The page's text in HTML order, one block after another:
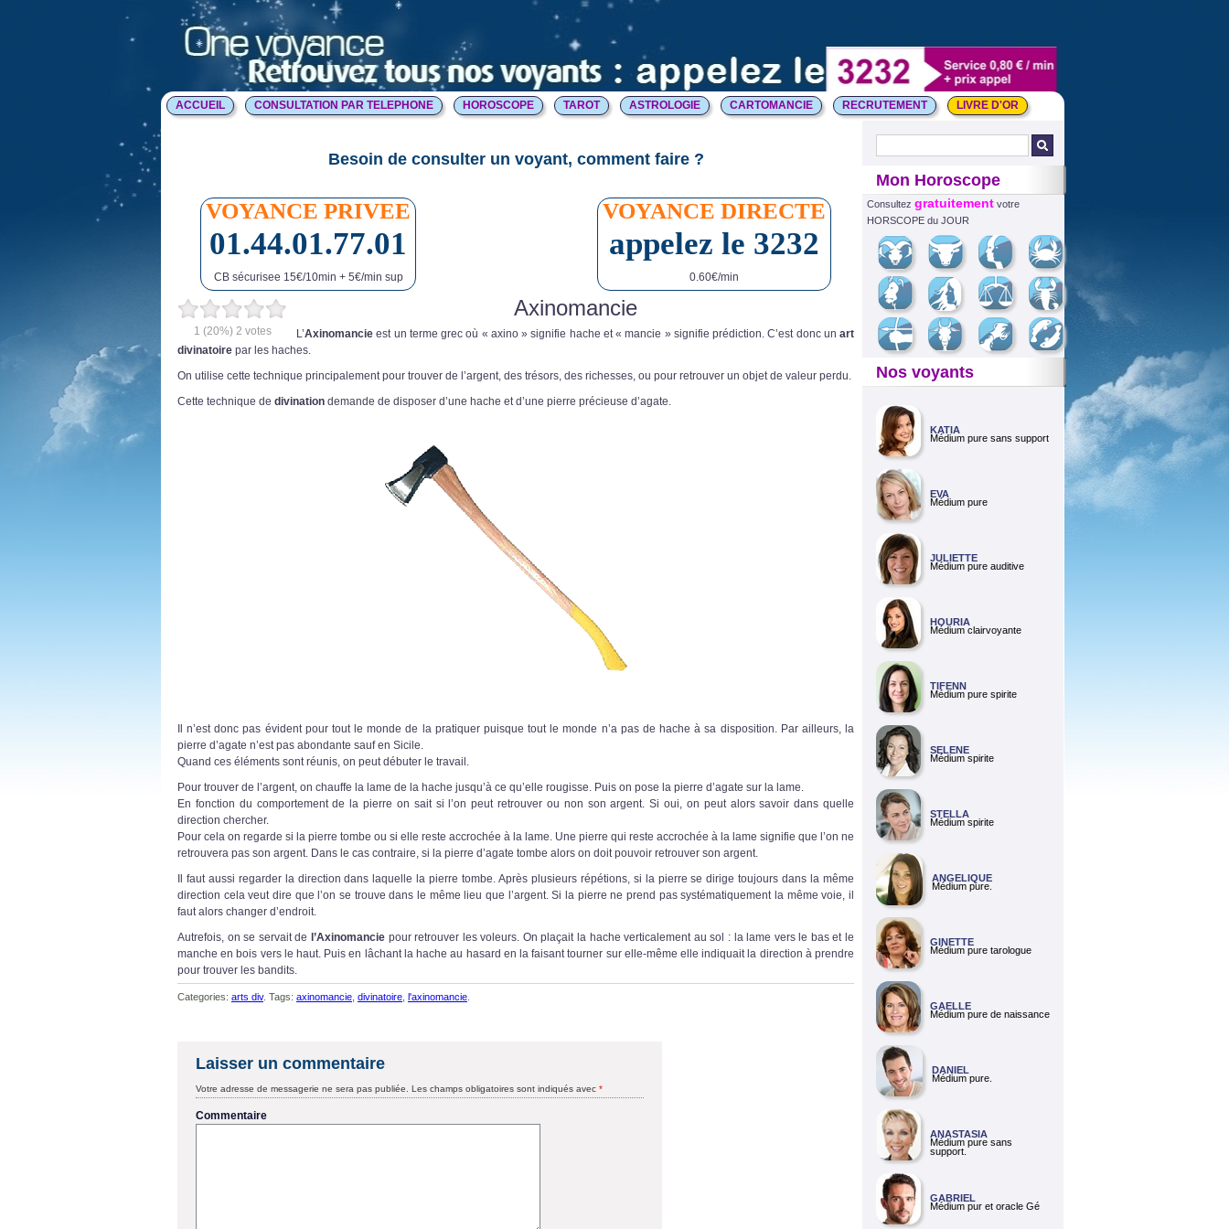
ACCUEIL CONSULTATION PAR TELEPHONE HOROSCOPE TAROT ASTROLOGIE CARTOMANCIE RECRUTEMENT LIVRE D'OR
Besoin de consulter un voyant, comment faire ?
VOYANCE PRIVEE
01.44.01.77.01
CB sécurisee 15€/10min + 5€/min sup
VOYANCE DIRECTE
appelez le 3232
0.60€/min
1 (20%) 2 votes
Axinomancie
L’Axinomancie est un terme grec où « axino » signifie hache et « mancie » signifie prédiction. C’est donc un art
divinatoire par les haches.
On utilise cette technique principalement pour trouver de l’argent, des trésors, des richesses, ou pour retrouver un objet de valeur perdu.
Cette technique de divination demande de disposer d’une hache et d’une pierre précieuse d’agate.
Il n’est donc pas évident pour tout le monde de la pratiquer puisque tout le monde n’a pas de hache à sa disposition. Par ailleurs, la
pierre d’agate n’est pas abondante sauf en Sicile.
Quand ces éléments sont réunis, on peut débuter le travail.
Pour trouver de l’argent, on chauffe la lame de la hache jusqu’à ce qu’elle rougisse. Puis on pose la pierre d’agate sur la lame.
En fonction du comportement de la pierre on sait si l’on peut retrouver ou non son argent. Si oui, on peut alors savoir dans quelle
direction chercher.
Pour cela on regarde si la pierre tombe ou si elle reste accrochée à la lame. Une pierre qui reste accrochée à la lame signifie que l’on ne
retrouvera pas son argent. Dans le cas contraire, si la pierre d’agate tombe alors on doit pouvoir retrouver son argent.
Il faut aussi regarder la direction dans laquelle la pierre tombe. Après plusieurs répétions, si la pierre se dirige toujours dans la même
direction cela veut dire que l’on se trouve dans le même lieu que l’argent. Si la pierre ne prend pas systématiquement la même voie, il
faut alors changer d’endroit.
Autrefois, on se servait de l’Axinomancie pour retrouver les voleurs. On plaçait la hache verticalement au sol : la lame vers le bas et le
manche en bois vers le haut. Puis en lâchant la hache au hasard en la faisant tourner sur elle-même elle indiquait la direction à prendre
pour trouver les bandits.
Categories: arts div. Tags: axinomancie divinatoire l'axinomancie
Laisser un commentaire
Votre adresse de messagerie ne sera pas publiée. Les champs obligatoires sont indiqués avec *
Commentaire
Mon Horoscope
Consultez gratuitement votre
HORSCOPE du JOUR
Nos voyants
KATIA
Médium pure sans support
EVA
Médium pure
JULIETTE
Médium pure auditive
HOURIA
Médium clairvoyante
TIFENN
Médium pure spirite
SELENE
Médium spirite
STELLA
Médium spirite
ANGELIQUE
Médium pure.
GINETTE
Médium pure tarologue
GAELLE
Médium pure de naissance
DANIEL
Médium pure.
ANASTASIA
Médium pure sans
support.
GABRIEL
Médium pur et oracle Gé